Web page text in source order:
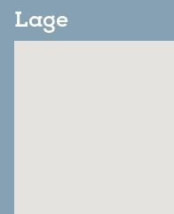
Badewanne. Im hellen
Doppelschlafzimmer mit
und Natursteinfliesen
Lage